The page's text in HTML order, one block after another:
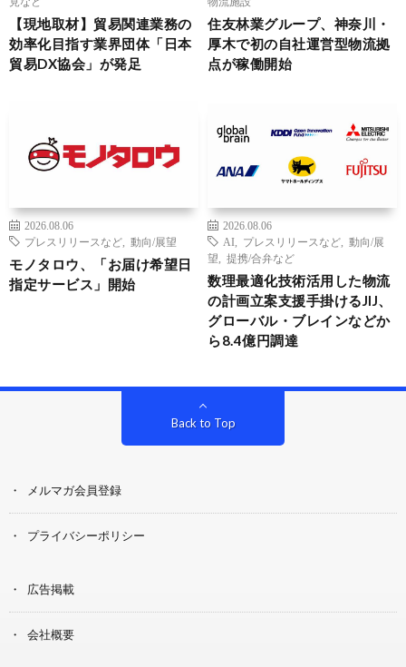
【現地取材】貿易関連業務の
効率化目指す業界団体「日本
貿易DX協会」が発足
住友林業グループ、神奈川・
厚木で初の自社運営型物流拠
点が稼働開始
2026.08.06
プレスリリースなど
動向/展望
モノタロウ、「お届け希望日
指定サービス」開始
2026.08.06
AI
プレスリリースなど
動向/展
望
提携/合弁など
数理最適化技術活用した物流
の計画立案支援手掛けるJIJ、
グローバル・ブレインなどか
ら8.4億円調達
Back to Top
メルマガ会員登録
プライバシーポリシー
広告掲載
会社概要